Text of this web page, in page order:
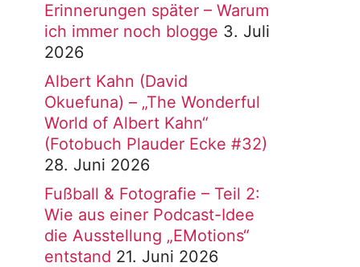
Erinnerungen später – Warum
ich immer noch blogge 3. Juli
2026
Albert Kahn (David
Okuefuna) – „The Wonderful
World of Albert Kahn“
(Fotobuch Plauder Ecke #32)
28. Juni 2026
Fußball & Fotografie – Teil 2:
Wie aus einer Podcast-Idee
die Ausstellung „EMotions“
entstand 21. Juni 2026